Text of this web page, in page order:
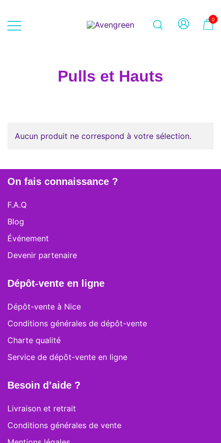
content
0
Pulls et Hauts
Aucun produit ne correspond à votre sélection.
On fais connaissance ?
F.A.Q
Blog
Événement
Devenir partenaire
Dépôt-vente en ligne
Dépôt-vente à Nice
Conditions générales de dépôt-vente
Charte qualité
Service de dépôt-vente en ligne
Besoin d’aide ?
Livraison et retrait
Conditions générales de vente